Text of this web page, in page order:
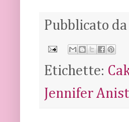
Pubblicato da
Etichette:
Jennifer